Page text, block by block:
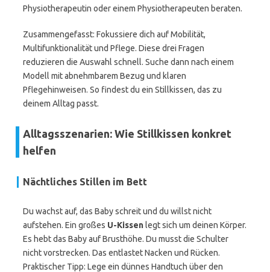
Physiotherapeutin oder einem Physiotherapeuten beraten.
Zusammengefasst: Fokussiere dich auf Mobilität,
Multifunktionalität und Pflege. Diese drei Fragen
reduzieren die Auswahl schnell. Suche dann nach einem
Modell mit abnehmbarem Bezug und klaren
Pflegehinweisen. So findest du ein Stillkissen, das zu
deinem Alltag passt.
Alltagsszenarien: Wie Stillkissen konkret
helfen
Nächtliches Stillen im Bett
Du wachst auf, das Baby schreit und du willst nicht
aufstehen. Ein großes U-Kissen legt sich um deinen Körper.
Es hebt das Baby auf Brusthöhe. Du musst die Schulter
nicht vorstrecken. Das entlastet Nacken und Rücken.
Praktischer Tipp: Lege ein dünnes Handtuch über den